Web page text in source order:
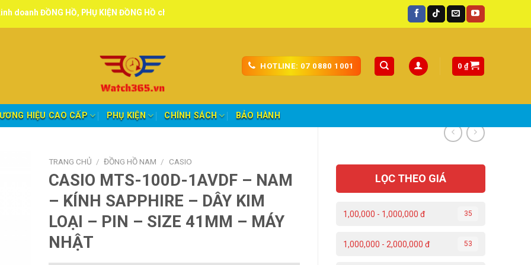
HỒ, PHỤ KIỆN ĐỒNG HỒ chính hãng, tuyển đại lý, CTV giao hàng toàn quốc.
HOTLINE: 07 0880 1001 0 ₫
HIỆU CAO CẤP PHỤ KIỆN CHÍNH SÁCH BẢO HÀNH
LỌC THEO GIÁ
1,00,000 - 1,000,000 đ 35
1,000,000 - 2,000,000 đ 53
TRANG CHỦ / ĐỒNG HỒ NAM / CASIO
CASIO MTS-100D-1AVDF – NAM
– KÍNH SAPPHIRE – DÂY KIM
LOẠI – PIN – SIZE 41MM – MÁY
NHẬT